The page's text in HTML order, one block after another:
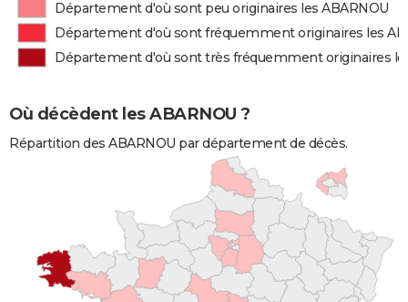
Département d'où sont peu originaires les ABARNOU
Département d'où sont fréquemment originaires les
Département d'où sont très fréquemment originaires
Où décèdent les ABARNOU ?
Répartition des ABARNOU par département de décès.